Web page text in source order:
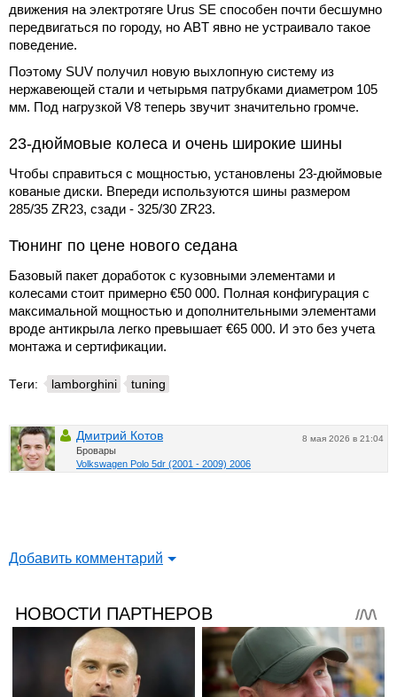
движения на электротяге Urus SE способен почти бесшумно
передвигаться по городу, но ABT явно не устраивало такое
поведение.
Поэтому SUV получил новую выхлопную систему из
нержавеющей стали и четырьмя патрубками диаметром 105
мм. Под нагрузкой V8 теперь звучит значительно громче.
23-дюймовые колеса и очень широкие шины
Чтобы справиться с мощностью, установлены 23-дюймовые
кованые диски. Впереди используются шины размером
285/35 ZR23, сзади - 325/30 ZR23.
Тюнинг по цене нового седана
Базовый пакет доработок с кузовными элементами и
колесами стоит примерно €50 000. Полная конфигурация с
максимальной мощностью и дополнительными элементами
вроде антикрыла легко превышает €65 000. И это без учета
монтажа и сертификации.
Теги: lamborghini tuning
8 мая 2026 в 21:04
Дмитрий Котов
Бровары
Volkswagen Polo 5dr (2001 - 2009) 2006
Добавить комментарий